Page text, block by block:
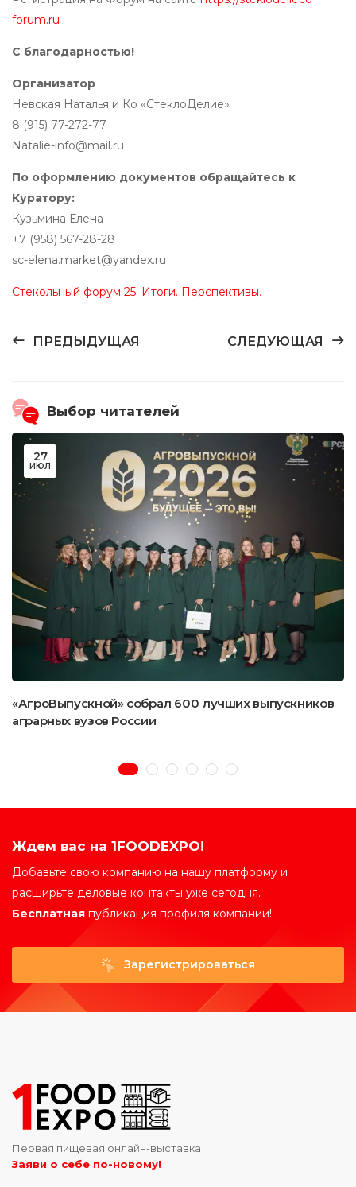
forum.ru
С благодарностью!
Организатор
Невская Наталья и Ко «СтеклоДелие»
8 (915) 77-272-77
Natalie-info@mail.ru
По оформлению документов обращайтесь к
Куратору:
Кузьмина Елена
+7 (958) 567-28-28
sc-elena.market@yandex.ru
Стекольный форум 25. Итоги. Перспективы.
ПРЕДЫДУЩАЯ СЛЕДУЮЩАЯ
Выбор читателей
27
ИЮЛ
«АгроВыпускной» собрал 600 лучших выпускников
аграрных вузов России
Ждем вас на 1FOODEXPO!
Добавьте свою компанию на нашу платформу и
расширьте деловые контакты уже сегодня.
Бесплатная публикация профиля компании!
Зарегистрироваться
Первая пищевая онлайн-выставка
Заяви о себе по-новому!